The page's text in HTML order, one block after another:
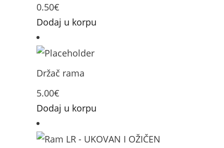
0.50€
Dodaj u korpu
Držač rama
5.00€
Dodaj u korpu